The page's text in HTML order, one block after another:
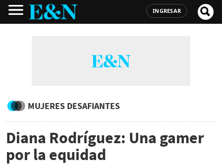
INGRESAR
MUJERES DESAFIANTES
Diana Rodríguez: Una gamer
por la equidad